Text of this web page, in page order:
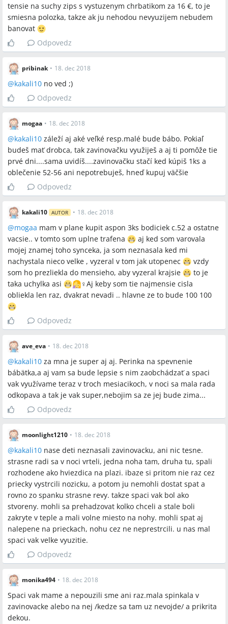
tensie na suchy zips s vystuzenym chrbatikom za 16 €, to je
smiesna polozka, takze ak ju nehodou nevyuzijem nebudem
banovat
Odpovedz
pribinak • 18. dec 2018
@kakali10 no ved ;)
Odpovedz
mogaa • 18. dec 2018
@kakali10 záleží aj aké veľké resp.malé bude bábo. Pokiaľ
budeš mať drobca, tak zavinovačku využiješ a aj ti pomôže tie
prvé dni....sama uvidíš....zavinovačku stačí ked kúpiš 1ks a
oblečenie 52-56 ani nepotrebuješ, hneď kupuj väčšie
Odpovedz
kakali10 AUTOR • 18. dec 2018
@mogaa mam v plane kupit aspon 3ks bodiciek c.52 a ostatne
vacsie.. v tomto som uplne trafena
aj ked som varovala
mojej znamej toho synceka, ja som neznasala ked mi
nachystala nieco velke , vyzeral v tom jak utopenec
vzdy
som ho prezliekla do mensieho, aby vyzeral krajsie
to je
taka uchylka asi
‍♀️Aj keby som tie najmensie cisla
obliekla len raz, dvakrat nevadi .. hlavne ze to bude 100 100
Odpovedz
ave_eva • 18. dec 2018
@kakali10 za mna je super aj aj. Perinka na spevnenie
bábätka,a aj vam sa bude lepsie s nim zaobchádzať a spaci
vak využívame teraz v troch mesiacikoch, v noci sa mala rada
odkopava a tak je vak super,nebojim sa ze jej bude zima...
Odpovedz
moonlight1210 • 18. dec 2018
@kakali10 nase deti neznasali zavinovacku, ani nic tesne.
strasne radi sa v noci vrteli, jedna noha tam, druha tu, spali
rozhodene ako hviezdica na plazi. ibaze si pritom nie raz cez
priecky vystrcili nozicku, a potom ju nemohli dostat spat a
rovno zo spanku strasne revy. takze spaci vak bol ako
stvoreny. mohli sa prehadzovat kolko chceli a stale boli
zakryte v teple a mali volne miesto na nohy. mohli spat aj
nalepene na prieckach, nohu cez ne neprestrcili. u nas mal
spaci vak velke vyuzitie.
Odpovedz
monika494 • 18. dec 2018
Spaci vak mame a nepouzili sme ani raz.mala spinkala v
zavinovacke alebo na nej /kedze sa tam uz nevojde/ a prikrita
dekou.